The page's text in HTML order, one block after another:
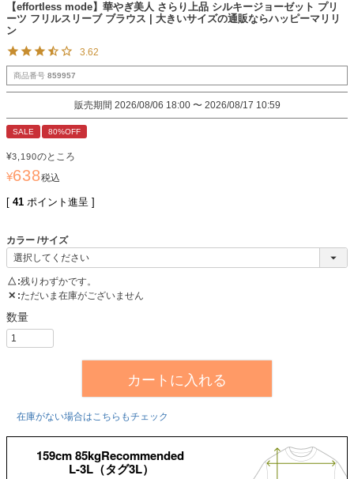
【effortless mode】華やぎ美人 さらり上品 シルキージョーゼット プリ
ーツ フリルスリーブ ブラウス | 大きいサイズの通販ならハッピーマリリ
ン
3.62
商品番号 859957
販売期間 2026/08/06 18:00 〜 2026/08/17 10:59
SALE 80%OFF
¥3,190のところ
¥638税込
[ 41 ポイント進呈 ]
カラー サイズ
△ 残りわずかです。
✕ ただいま在庫がございません
カートに入れる
在庫がない場合はこちらもチェック
159cm 85kgRecommended
L-3L（タグ3L）